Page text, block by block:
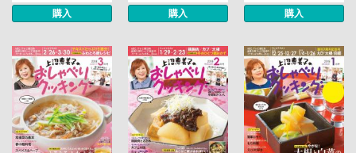
購入 購入 購入